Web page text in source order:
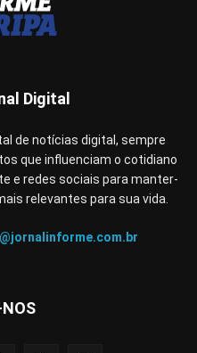
Digital
de notícias digital, sempre
que influenciam o cotidiano
e redes sociais para manter-
relevantes para sua vida.